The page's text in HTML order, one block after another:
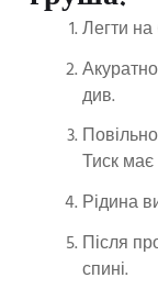
Легти на
див.
Тиск має
Рідина
Після
спині.